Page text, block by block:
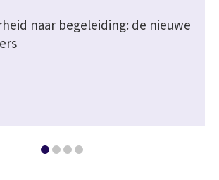
naar begeleiding: de nieuwe